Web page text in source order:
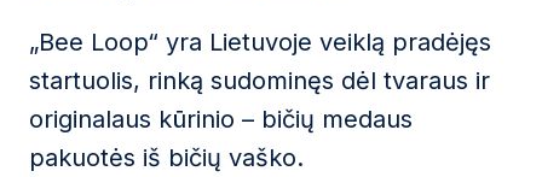
„Bee Loop“ yra Lietuvoje veiklą pradėjęs
startuolis, rinką sudominęs dėl tvaraus ir
originalaus kūrinio – bičių medaus
pakuotės iš bičių vaško.